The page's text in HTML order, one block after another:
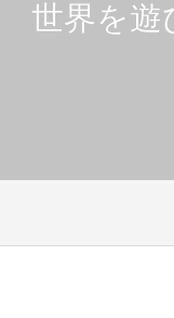
世界を遊